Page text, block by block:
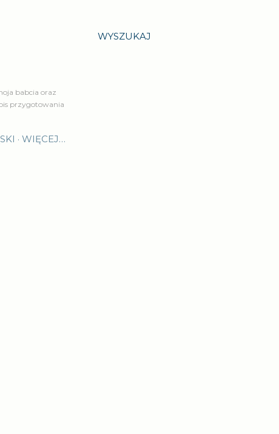
WYSZUKAJ
babcia oraz
przygotowania
WIĘCEJ…